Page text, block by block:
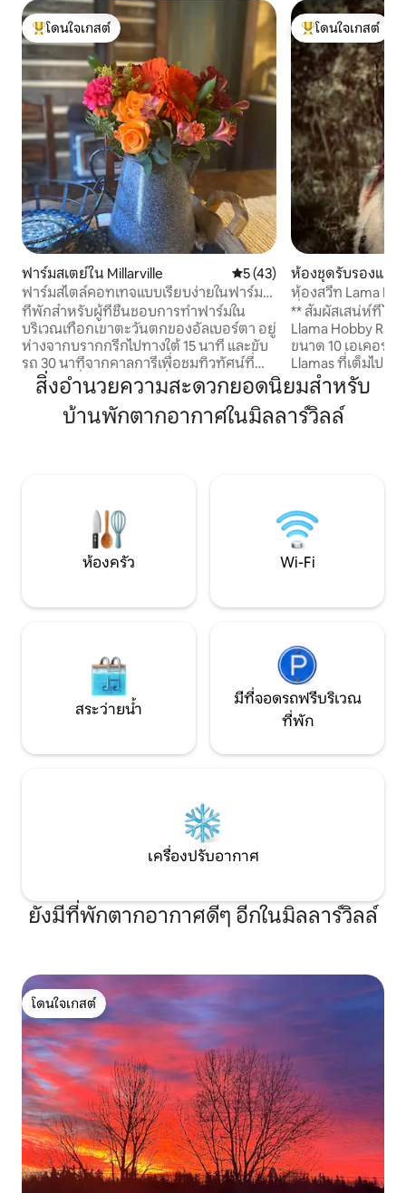
โดนใจเกสต์ที่สุด
โดนใจเกสต์
ฟาร์มสเตย์ใน Millarville คะแนนเฉลี่ย 5 จาก 5, 43 รีวิว
5 (43)
ฟาร์มสไตล์คอทเทจแบบเรียบง่ายในฟาร์ม
งานอดิเรก
ที่พักสำหรับผู้ที่ชื่นชอบการทำฟาร์มใน
บริเวณเทือกเขาตะวันตกของอัลเบอร์ตา อยู่
ห่างจากบรากกรีกไปทางใต้ 15 นาที และขับ
รถ 30 นาทีจากคาลการีเพื่อชมทิวทัศน์ที่
สวยงาม ที่พักอายุ 96 ปีที่ได้รับการปรับปรุง
อย่างพิถีพิถันพร้อมสิ่งอำนวยความสะดวก
เพิ่มเติม เจ้าของอาศัยอยู่ในห้องที่ติดกันแต่
เข้าพักที่ผ่อนคลายในที่พักอันเงียบสงบแห่ง
ครบครัน พักผ่อนได้ทันทีที่มาถึง!
โดนใจเกสต์ที่สุด
โดนใจเกสต์
ห้องชุดรับรองแขก
reek
ห้องสวีท Lama
ที่ Basecamp
** สัมผัสเสน่ห์ที่ไม่
Llama Hobby Ranch !** ยินดีต้อ
ขนาด 10 เอเคอร์ข
Llamas ที่เต็มไปด้
อยู่ในป่าของเทือก
เชิงเขาห้องชุดรับ
+ เดนที่กว้างขวาง
แคนมอร์/แบมฟ์
สิ่งอำนวยความสะดวกยอดนิยมสำหรับ
บ้านพักตากอากาศในมิลลาร์วิลล์
ห้องครัว Wi-Fi
สระว่ายน้ำ
มีที่จอดรถฟรีบริเวณ
ที่พัก
เครื่องปรับอากาศ
ยังมีที่พักตากอากาศดีๆ อีกในมิลลาร์วิลล์
โดนใจเกสต์
โดนใจเกสต์